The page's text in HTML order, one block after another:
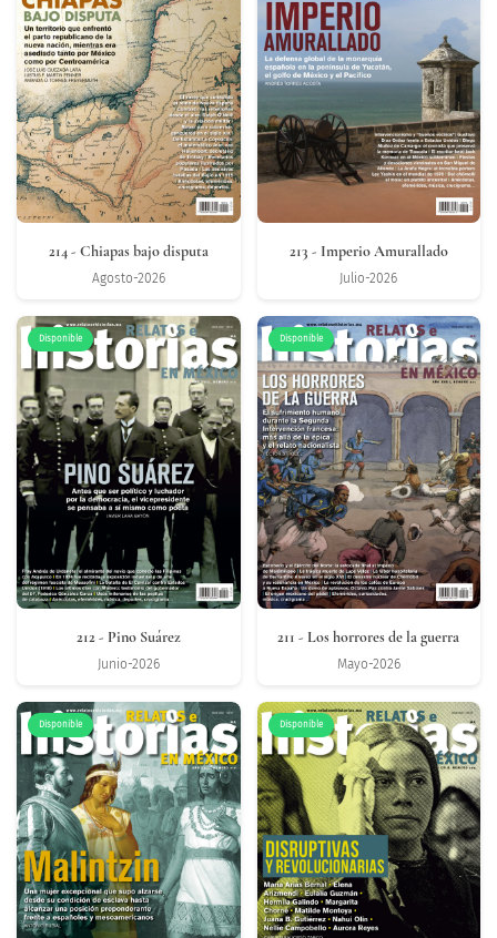
214- Chiapas bajo disputa
Agosto-2026
213 - Imperio Amurallado
Julio-2026
Disponible
212- Pino Suárez
Junio-2026
Disponible
211 - Los horrores de la guerra
Mayo-2026
Disponible Disponible